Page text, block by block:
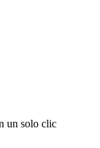
un solo clic